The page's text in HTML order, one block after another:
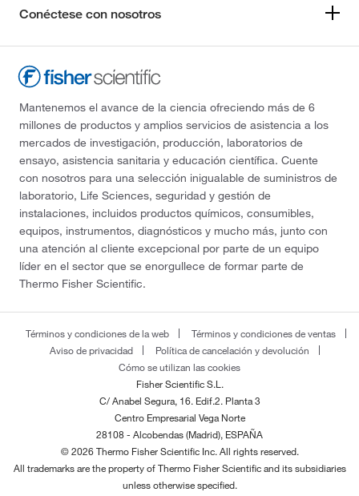
Conéctese con nosotros
Mantenemos el avance de la ciencia ofreciendo más de 6
millones de productos y amplios servicios de asistencia a los
mercados de investigación, producción, laboratorios de
ensayo, asistencia sanitaria y educación científica. Cuente
con nosotros para una selección inigualable de suministros de
laboratorio, Life Sciences, seguridad y gestión de
instalaciones, incluidos productos químicos, consumibles,
equipos, instrumentos, diagnósticos y mucho más, junto con
una atención al cliente excepcional por parte de un equipo
líder en el sector que se enorgullece de formar parte de
Thermo Fisher Scientific.
Términos y condiciones de la web
Términos y condiciones de ventas
Aviso de privacidad
Política de cancelación y devolución
Cómo se utilizan las cookies
Fisher Scientific S.L.
C/ Anabel Segura, 16. Edif.2. Planta 3
Centro Empresarial Vega Norte
28108 - Alcobendas (Madrid), ESPAÑA
© 2026 Thermo Fisher Scientific Inc. All rights reserved.
All trademarks are the property of Thermo Fisher Scientific and its subsidiaries
unless otherwise specified.